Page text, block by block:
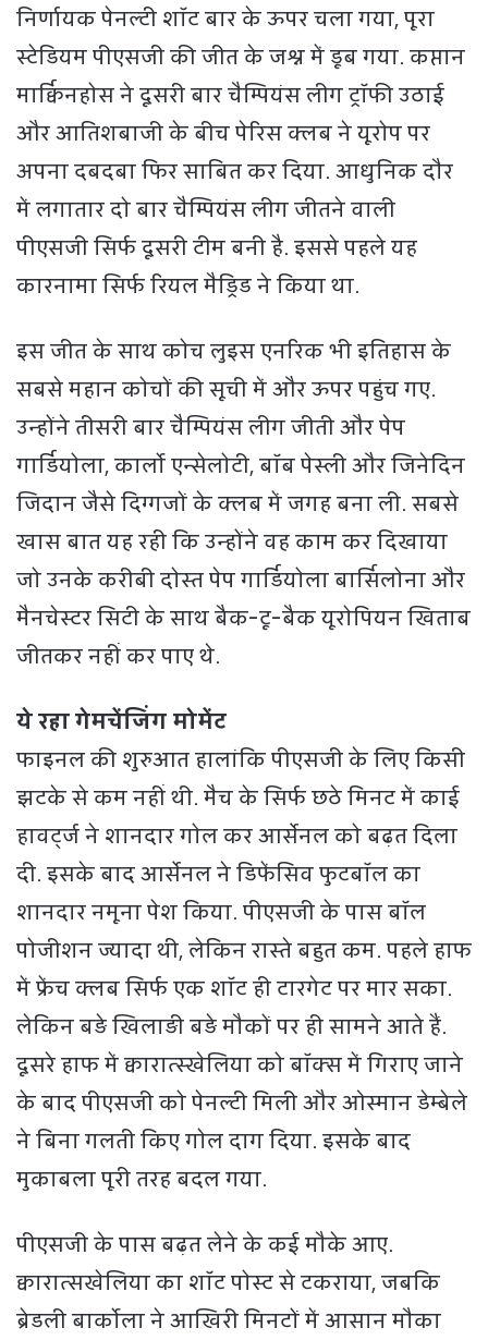
निर्णायक पेनल्टी शॉट बार के ऊपर चला गया, पूरा
स्टेडियम पीएसजी की जीत के जश्न में डूब गया. कप्तान
मार्क्विनहोस ने दूसरी बार चैम्पियंस लीग ट्रॉफी उठाई
और आतिशबाजी के बीच पेरिस क्लब ने यूरोप पर
अपना दबदबा फिर साबित कर दिया. आधुनिक दौर
में लगातार दो बार चैम्पियंस लीग जीतने वाली
पीएसजी सिर्फ दूसरी टीम बनी है. इससे पहले यह
कारनामा सिर्फ रियल मैड्रिड ने किया था.
इस जीत के साथ कोच लुइस एनरिक भी इतिहास के
सबसे महान कोचों की सूची में और ऊपर पहुंच गए.
उन्होंने तीसरी बार चैम्पियंस लीग जीती और पेप
गार्डियोला, कार्लो एन्सेलोटी, बॉब पेस्ली और जिनेदिन
जिदान जैसे दिग्गजों के क्लब में जगह बना ली. सबसे
खास बात यह रही कि उन्होंने वह काम कर दिखाया
जो उनके करीबी दोस्त पेप गार्डियोला बार्सिलोना और
मैनचेस्टर सिटी के साथ बैक-टू-बैक यूरोपियन खिताब
जीतकर नहीं कर पाए थे.
ये रहा गेमचेंजिंग मोमेंट
फाइनल की शुरुआत हालांकि पीएसजी के लिए किसी
झटके से कम नहीं थी. मैच के सिर्फ छठे मिनट में काई
हावर्ट्ज ने शानदार गोल कर आर्सेनल को बढ़त दिला
दी. इसके बाद आर्सेनल ने डिफेंसिव फुटबॉल का
शानदार नमूना पेश किया. पीएसजी के पास बॉल
पोजीशन ज्यादा थी, लेकिन रास्ते बहुत कम. पहले हाफ
में फ्रेंच क्लब सिर्फ एक शॉट ही टारगेट पर मार सका.
लेकिन बड़े खिलाड़ी बड़े मौकों पर ही सामने आते हैं.
दूसरे हाफ में क्वारात्स्खेलिया को बॉक्स में गिराए जाने
के बाद पीएसजी को पेनल्टी मिली और ओस्मान डेम्बेले
ने बिना गलती किए गोल दाग दिया. इसके बाद
मुकाबला पूरी तरह बदल गया.
पीएसजी के पास बढ़त लेने के कई मौके आए.
क्वारात्सखेलिया का शॉट पोस्ट से टकराया, जबकि
ब्रेडली बार्कोला ने आखिरी मिनटों में आसान मौका